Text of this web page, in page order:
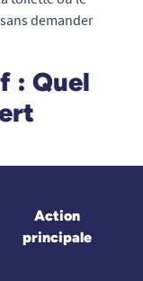
demander
: Quel
Action
principale